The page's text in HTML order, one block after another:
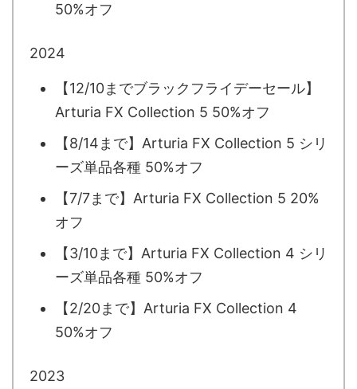
50%オフ
2024
【12/10までブラックフライデーセール】
Arturia FX Collection 5 50%オフ
【8/14まで】Arturia FX Collection 5 シリ
ーズ単品各種 50%オフ
【7/7まで】Arturia FX Collection 5 20%
オフ
【3/10まで】Arturia FX Collection 4 シリ
ーズ単品各種 50%オフ
【2/20まで】Arturia FX Collection 4
50%オフ
2023